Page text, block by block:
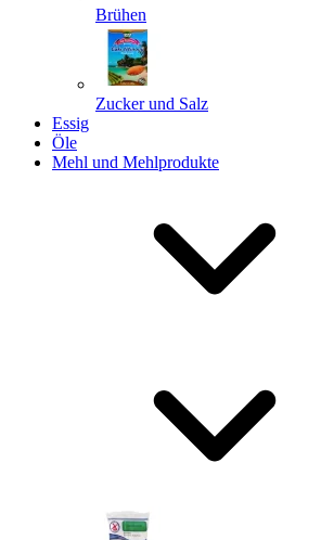
Brühen
Zucker und Salz
Essig
Öle
Mehl und Mehlprodukte